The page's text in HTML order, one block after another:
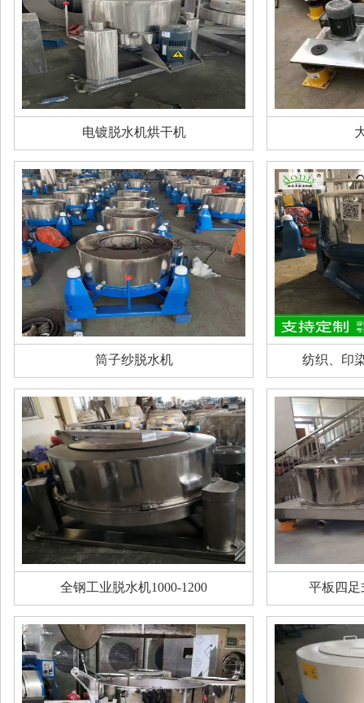
电镀脱水机烘干机
筒子纱脱水机 纺织、印
全钢工业脱水机1000-1200 平板四足